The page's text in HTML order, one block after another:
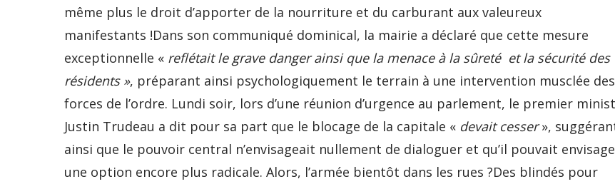
même plus le droit d’apporter de la nourriture et du carburant aux valeureux
manifestants !Dans son communiqué dominical, la mairie a déclaré que cette mesure
exceptionnelle « reflétait le grave danger ainsi que la menace à la sûreté et la sécurité des
résidents », préparant ainsi psychologiquement le terrain à une intervention musclée des
forces de l’ordre. Lundi soir, lors d’une réunion d’urgence au parlement, le premier
Justin Trudeau a dit pour sa part que le blocage de la capitale « devait cesser»,
ainsi que le pouvoir central n’envisageait nullement de dialoguer et qu’il pouvait
une option encore plus radicale. Alors, l’armée bientôt dans les rues ?Des blindés pour